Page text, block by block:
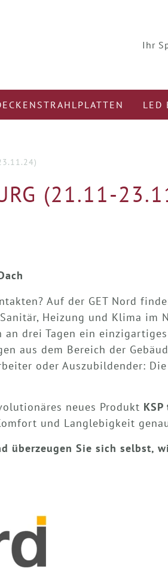
Ihr
LED
(21.11-
Auf der GET Nord
Heizung und Klima im
drei Tagen ein einzigartiges
aus dem Bereich der
oder Auszubildender:
neues Produkt
und Langlebigkeit
überzeugen Sie sich selbst,